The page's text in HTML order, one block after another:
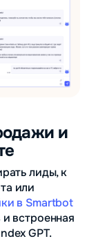
и
лиды, к
или
в Smartbot
встроенная
GPT.